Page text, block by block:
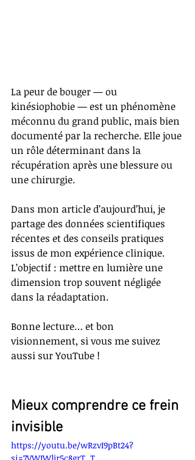
La peur de bouger — ou
kinésiophobie — est un phénomène
méconnu du grand public, mais bien
documenté par la recherche. Elle joue
un rôle déterminant dans la
récupération après une blessure ou
une chirurgie.
Dans mon article d’aujourd’hui, je
partage des données scientifiques
récentes et des conseils pratiques
issus de mon expérience clinique.
L’objectif : mettre en lumière une
dimension trop souvent négligée
dans la réadaptation.
Bonne lecture… et bon
visionnement, si vous me suivez
aussi sur YouTube !
Mieux comprendre ce frein
invisible
https://youtu.be/wRzvI9pBt24?